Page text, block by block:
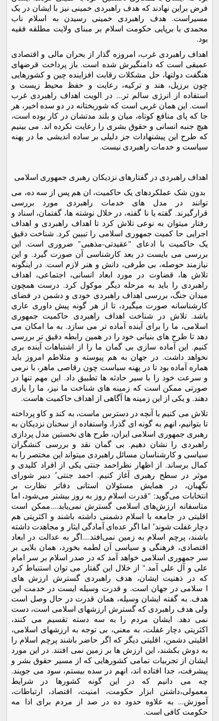
فرض براین نهادند که هدف راهبردی خمینی نیز با ایشان در یک
مسیراست. هدف راهبردی خمینی رسیدن به اسلام ناب
محمدی با برپایی حکومت اسلام بر مبنای ولایت مطلقه فقیه
بود.
اهداف راهبردی غرب، امروزه گذار از بحران مالی و اقتصادی
عمیقی است که دامنگیرش شده است. باز پرداخت قرضهای
هنگفت دولتها، حل مشکلات رقابت افزاینده چین و کشورهایی
چون برزیل، هند و ترکیه، رعایت و حفظ محیط زیست و
استفاده از انرژی سالم تر... در الویت اهداف راهبردی غرب
است. این همان غربی است که شوربختانه در دو سده اخیر، هر
جا که پای منافع کوتاه، میان و بلند مدتشان در کار بوده است،
هیچ جنبه انسانی و حقوق بشری را رعایت نکرده اند. می بینیم
که طرح این پیشنهادات جز دلیلی بر ساده اندیشی ما در پهنه
سیاست و خدمات راهبردی نیست.
اهداف راهبردی در گفتارهای نزدیکان رهبری جمهوری اسلامی
بدون شک عملکردهای یک حاکمیت، ان هم پس از سه ده، می
توانند در مدل های خدمات راهبردی مورد بررسی
قرارگیرند. گفته یا نا گفته، در خلال نوشته ها، گفتمان، اسناد و
رفتار میتوان به نوعی تلاش کرد تا اهداف راهبردی و اهداف
اجرایی حا کمیت جمهوری اسلامی را تبیین کرد. شناخت دقیق
یک حاکمیت با ادعای "عقیدتی-مذهبی" ضروری است. این
بررسی می بایست در بعد کارشناسی آن صورت گیرد. و این
نیازمند حوصله، بی طرفی، دانش و هنر لازم است. در اینگونه
تلاش ها، قضاوت در مورد ابعاد انسانی، اجتماعی، اهداف
راهبردی را باید به مرحله دیگر موکول کرد. درست همچون
میدان جنگ، بررسی اهداف راهبردی خودی و دشمن در فضای
کارشناسانه صورت میگیرد، تا از هر گونه پیش داوری عاری
باشد. تلاش در شناخت اهداف راهبردی حاکمیت جمهوری
اسلامی، ما را برای آینده آماده تر می سازد. به ما امکان می
دهد تا طرح های بنیانی خود را در همین رابطه دقیق تر بررسی
کنیم. این آماده سازی بی گمان ما را از اشتباهات آینده بری
نخواهد داشت. در جهان به هم پیوسته و متلاطم امروز باید
هماره آماده بود تا در پهنه سیاست چون رقاصی ماهر، با نرمی
و سرعت خود را با سیر حادثه ها تطبیق داد. این مهم تنها در
صورتی ممکن است که زمینه های شناخت ما نیز، ما را یاری
دهند. و یکی از این زمینه ها آگاهی از اهداف حاکمیت هاست.
تلاش می کنیم با آنچه در دسترس ماست، به کند و کاو پرداخته
تا بتوانیم، انهم به گونه ای گذرا، واستفاده از سخنان نزدیکان به
رهبری جمهوری اسلامی ایران، طرح های نخستین مدل پردازی
راهبردی را نشان دهیم. بی گمان نقد و بررسی کنشگران
سیاسی و کارشناسان مسائل راهبردی میتواند این مختصر را به
کمال برساند. از اظهار نظراحمد جنتی یکی از افراد کلیدی و
موثر در سطح رهبری آغاز کنیم. احمد جنتی٬ دبیر شورای
نگهبان، در همایش مسئولان استانی دفا‌تر نظارت بر
انتخابات می‌گوید: "قدرت اسلام روز به روز بیشتر می‌شود، اما
متاسفانه ارزش‌های اسلامی گسترش نمی‌یابد....ممکن است
اقلیتی در جامعه با اسلام دشمنی داشته باشند و اکثریتی هم
دچار غفلت شوند٬ اما اگر عده‌ای آمادگی ایثار و مجاهدت داشته
باشند، پرچم اسلام به زمین نمی‌افتد....اگر به عدالت در ابعاد
اقتصادی، فرهنگی و سیاسی آن لطمه بخورد،‌‌ همان بلایی بر
سر جمهوری اسلامی خواهد آمد که در صدر اسلام بر سر امام
علی و آل علی آمد." از خلال این گفتار می توان استنباط کرد
که در ذهنیت ایشان، هدف راهبردی گسترش ارزش های
ا سلامی در جهان است. و قدرت وسیله ایست در خدمت این
هدف. به گفته ایشان وسیله، همان قدرت در حال وصل است
ولی هدف راهبردی که گسترش ارزشهای اسلامی است، دست
نمی دهد. ایشان مردم را به سه دسته تقسیم می کنند،
اکثریتی دچار غفلت، به معنی، بی توجه به ارزشهای اسلامی،
اقلیتی دشمن، اقلیتی دیگر که اگر حاضر باشند پرچم اسلام را
به دوش بکشند، این ارزش ها بر زمین نمی افتند. در این مورد
ایشان از تجربیات تمامی کشورهایی که از مسیر حقوق بشر و
پیشرفت، جدا افتاده اند، انهم در سده بیستم، سود می جویند.
چه می دانیم که در این گونه کشورها در شرایط
معمولی،داشتن ابزار حکومت، امنیت، اقتصاد، ارتباطات،
آموزش... به علاوه حدود ده در صد از مردم برای ادا مه
حکومت کافی است.